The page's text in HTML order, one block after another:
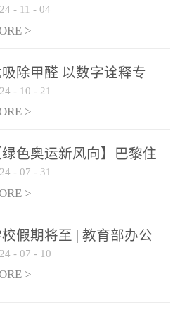
破局向“新”
- 11 - 04
>
吸除甲醛 以数字诠释专
尽显除醛品牌实力！
- 10 - 21
>
绿色奥运新风向】巴黎住
波：优吸环保共建健康
家居
- 07 - 31
>
假期将至 | 教育部办公
于加强学校新建校舍室
气质量管理通知
- 07 - 10
>